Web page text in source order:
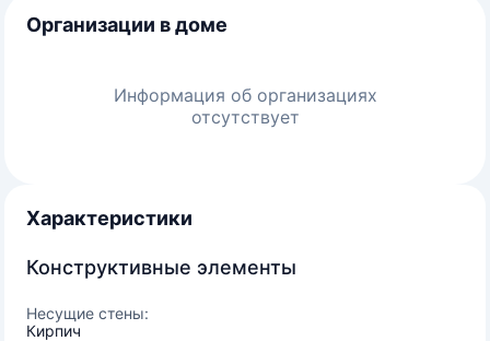
Организации в доме
Информация об организациях
отсутствует
Характеристики
Конструктивные элементы
Несущие стены:
Кирпич